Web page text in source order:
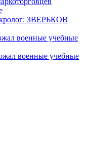
ЗВЕРЬКОВ
военные учебные
военные учебные